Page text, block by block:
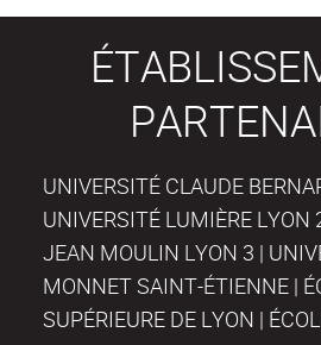
UNIVERSITÉ CLAUDE
UNIVERSITÉ LUMIÈRE LYON
JEAN MOULIN LYON 3 |
MONNET SAINT-ÉTIENNE |
SUPÉRIEURE DE LYON |